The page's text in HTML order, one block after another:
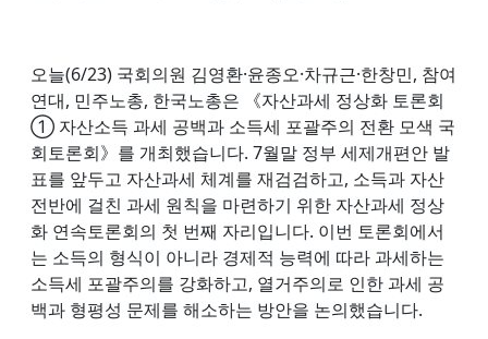
오늘(6/23) 국회의원 김영환·윤종오·차규근·한창민, 참여
연대, 민주노총, 한국노총은 《자산과세 정상화 토론회
① 자산소득 과세 공백과 소득세 포괄주의 전환 모색 국
회토론회》를 개최했습니다. 7월말 정부 세제개편안 발
표를 앞두고 자산과세 체계를 재검검하고, 소득과 자산
전반에 걸친 과세 원칙을 마련하기 위한 자산과세 정상
화 연속토론회의 첫 번째 자리입니다. 이번 토론회에서
는 소득의 형식이 아니라 경제적 능력에 따라 과세하는
소득세 포괄주의를 강화하고, 열거주의로 인한 과세 공
백과 형평성 문제를 해소하는 방안을 논의했습니다.